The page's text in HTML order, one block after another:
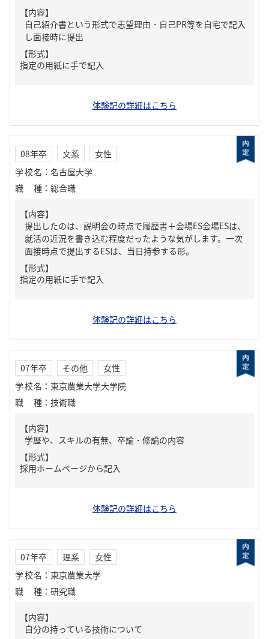
【内容】
自己紹介書という形式で志望理由・自己PR等を自宅で記入
し面接時に提出
【形式】
指定の用紙に手で記入
体験記の詳細はこちら
08年卒 文系
女性
学校名 ： 名古屋大学
職種 ： 総合職
【内容】
提出したのは、説明会の時点で履歴書＋会場ES会場ESは、
就活の近況を書き込む程度だったような気がします。一次
面接時点で提出するESは、当日持参する形。
【形式】
指定の用紙に手で記入
体験記の詳細はこちら
07年卒 その他
女性
学校名 ： 東京農業大学大学院
職種 ： 技術職
【内容】
学歴や、スキルの有無、卒論・修論の内容
【形式】
採用ホームページから記入
体験記の詳細はこちら
07年卒 理系
女性
学校名 ： 東京農業大学
職種 ： 研究職
【内容】
自分の持っている技術について